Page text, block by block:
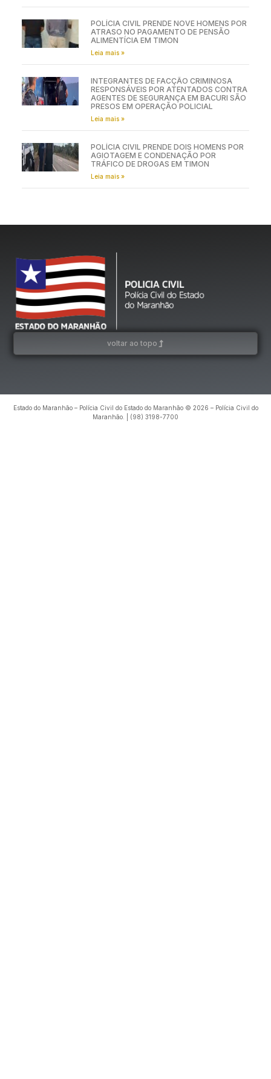
POLÍCIA CIVIL PRENDE NOVE HOMENS POR
ATRASO NO PAGAMENTO DE PENSÃO
ALIMENTÍCIA EM TIMON
Leia mais »
INTEGRANTES DE FACÇÃO CRIMINOSA
RESPONSÁVEIS POR ATENTADOS CONTRA
AGENTES DE SEGURANÇA EM BACURI SÃO
PRESOS EM OPERAÇÃO POLICIAL
Leia mais »
POLÍCIA CIVIL PRENDE DOIS HOMENS POR
AGIOTAGEM E CONDENAÇÃO POR
TRÁFICO DE DROGAS EM TIMON
Leia mais »
voltar ao topo
Estado do Maranhão – Polícia Civil do Estado do Maranhão © 2026 – Polícia Civil do
Maranhão. | (98) 3198-7700